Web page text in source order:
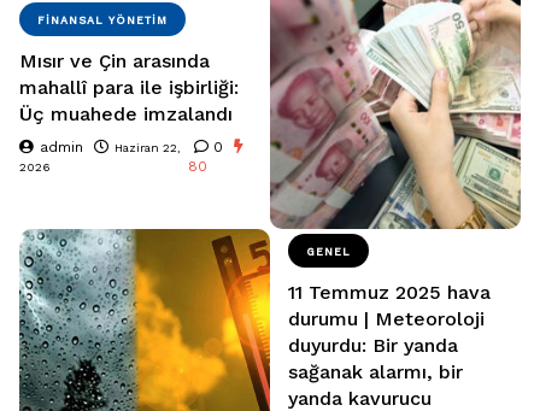
FINANSAL YÖNETIM
Mısır ve Çin arasında
mahallî para ile işbirliği:
Üç muahede imzalandı
admin
Haziran 22,
2026
0
80
GENEL
11 Temmuz 2025 hava
durumu | Meteoroloji
duyurdu: Bir yanda
sağanak alarmı, bir
yanda kavurucu